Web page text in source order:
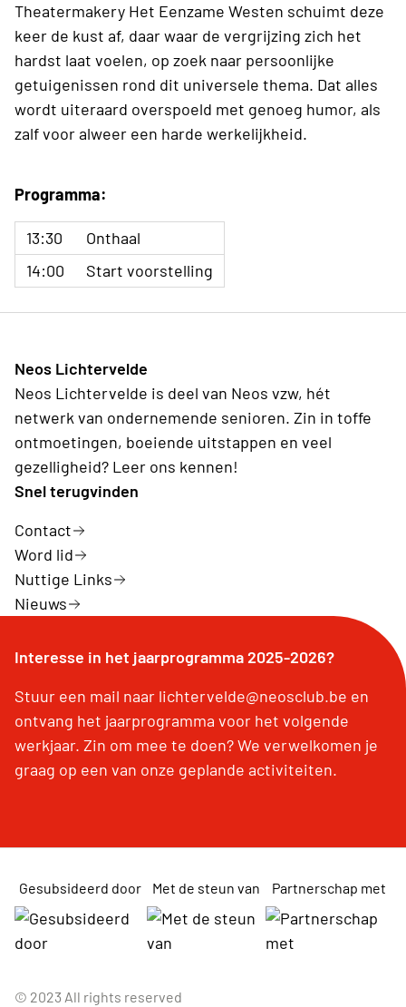
Theatermakery Het Eenzame Westen schuimt deze
keer de kust af, daar waar de vergrijzing zich het
hardst laat voelen, op zoek naar persoonlijke
getuigenissen rond dit universele thema. Dat alles
wordt uiteraard overspoeld met genoeg humor, als
zalf voor alweer een harde werkelijkheid.
Programma:
13:30
Onthaal
14:00
Start voorstelling
Neos Lichtervelde
Neos Lichtervelde is deel van Neos vzw, hét
netwerk van ondernemende senioren. Zin in toffe
ontmoetingen, boeiende uitstappen en veel
gezelligheid? Leer ons kennen!
Snel terugvinden
Contact
Word lid
Nuttige Links
Nieuws
Interesse in het jaarprogramma 2025-2026?
Stuur een mail naar lichtervelde@neosclub.be en
ontvang het jaarprogramma voor het volgende
werkjaar. Zin om mee te doen? We verwelkomen je
graag op een van onze geplande activiteiten.
Gesubsideerd door Met de steun van Partnerschap met
© 2023 All rights reserved